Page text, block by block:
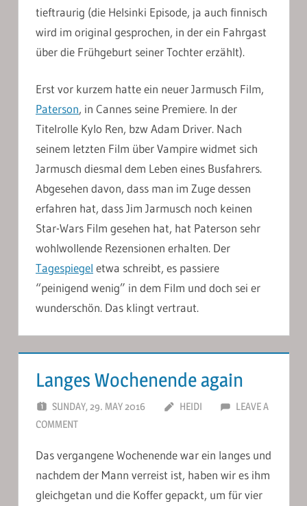
tieftraurig (die Helsinki Episode, ja auch finnisch
wird im original gesprochen, in der ein Fahrgast
über die Frühgeburt seiner Tochter erzählt).
Erst vor kurzem hatte ein neuer Jarmusch Film,
Paterson, in Cannes seine Premiere. In der
Titelrolle Kylo Ren, bzw Adam Driver. Nach
seinem letzten Film über Vampire widmet sich
Jarmusch diesmal dem Leben eines Busfahrers.
Abgesehen davon, dass man im Zuge dessen
erfahren hat, dass Jim Jarmusch noch keinen
Star-Wars Film gesehen hat, hat Paterson sehr
wohlwollende Rezensionen erhalten. Der
Tagespiegel etwa schreibt, es passiere
“peinigend wenig” in dem Film und doch sei er
wunderschön. Das klingt vertraut.
Langes Wochenende again
SUNDAY, 29. MAY 2016 HEIDI
LEAVE A
COMMENT
Das vergangene Wochenende war ein langes und
nachdem der Mann verreist ist, haben wir es ihm
gleichgetan und die Koffer gepackt, um für vier